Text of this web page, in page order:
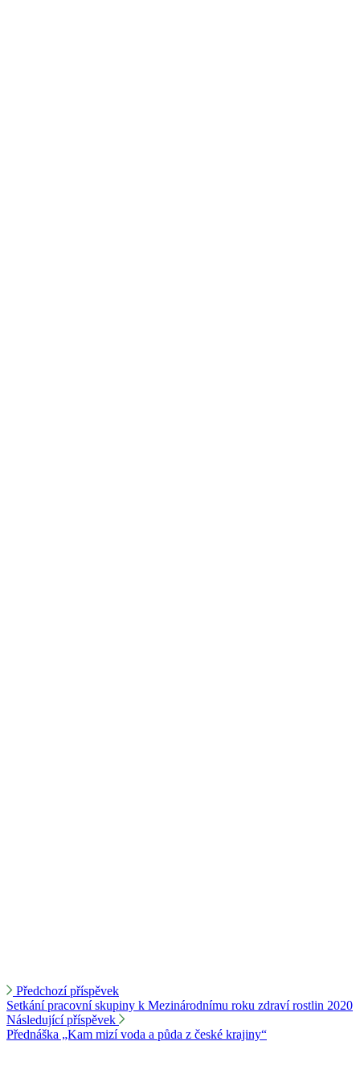
Předchozí příspěvek
Setkání pracovní skupiny k Mezinárodnímu roku zdraví rostlin 2020
Následující příspěvek
Přednáška „Kam mizí voda a půda z české krajiny“